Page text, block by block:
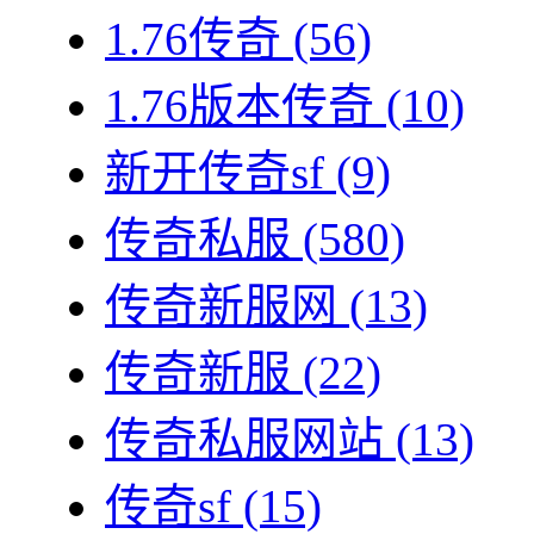
1.76传奇 (56)
1.76版本传奇 (10)
新开传奇sf (9)
传奇私服 (580)
传奇新服网 (13)
传奇新服 (22)
传奇私服网站 (13)
传奇sf (15)